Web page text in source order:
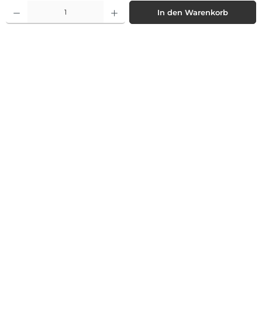
Produkt Anzahl: Gib den gewünschten Wert ein oder benutze die
In den Warenkorb